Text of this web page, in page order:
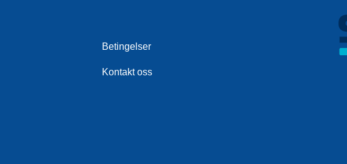
Betingelser
Kontakt oss